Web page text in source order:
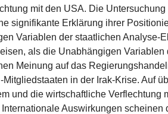
mit den USA. Die
signifikante Erklärung ihrer
Variablen der staatlichen Analyse-
als die Unabhängigen
Meinung auf das
in der Irak-Krise. Auf
und die wirtschaftliche
Auswirkungen